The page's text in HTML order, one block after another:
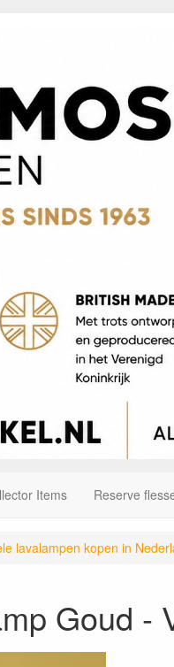
Items Reserve
lavalampen kopen in
Goud -